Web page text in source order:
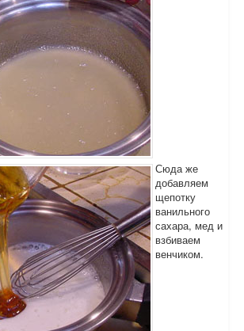
Сюда же
добавляем
щепотку
ванильного
сахара, мед и
взбиваем
венчиком.